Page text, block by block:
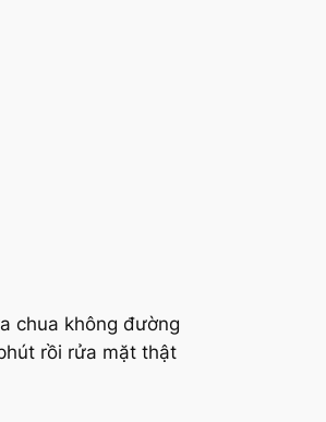
chua không đường
rồi rửa mặt thật